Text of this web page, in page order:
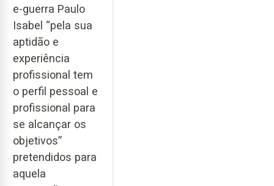
e-guerra Paulo
Isabel “pela sua
aptidão e
experiência
profissional tem
o perfil pessoal e
profissional para
se alcançar os
objetivos”
pretendidos para
aquela